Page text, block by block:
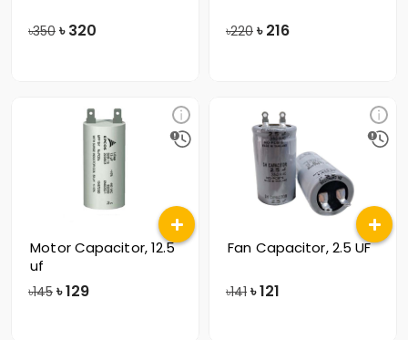
৳350 ৳ 320 ৳220 ৳ 216
Motor Capacitor, 12.5
uf
৳145 ৳129
Fan Capacitor, 2.5 UF
৳141 ৳121